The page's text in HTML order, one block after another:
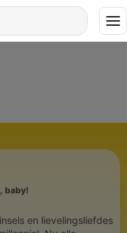
baby!
en lievelingsliefdes